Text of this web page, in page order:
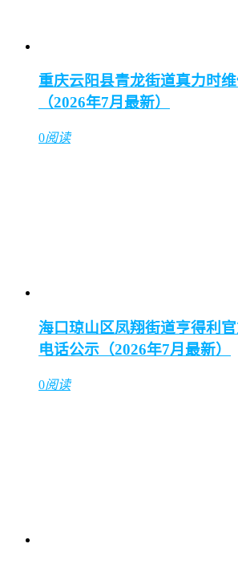
重庆云阳县青龙街道真力时
（2026年7月最新）
0阅读
海口琼山区凤翔街道亨得利
电话公示（2026年7月最新）
0阅读